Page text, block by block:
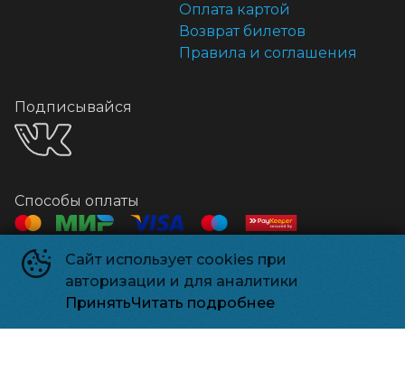
Сайт использует cookies при
авторизации и для аналитики
ПринятьЧитать подробнее
Оплата картой
Возврат билетов
Правила и соглашения
Подписывайся
Способы оплаты
Контакты
+7 918 541-18-18